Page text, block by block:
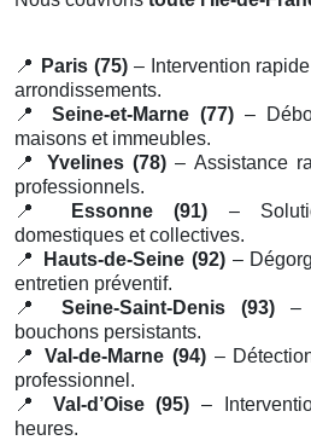
📍 Paris (75)– Intervention
arrondissements.
📍
Seine-et-Marne (77)–
maisons et immeubles.
📍
Yvelines (78) – Assistance
professionnels.
📍
Essonne (91) –
domestiques et collectives.
📍
Hauts-de-Seine (92)–
entretien préventif.
📍
Seine-Saint-Denis (93)–
bouchons persistants.
📍
Val-de-Marne (94)–
professionnel.
📍
Val-d’Oise (95) –
heures.